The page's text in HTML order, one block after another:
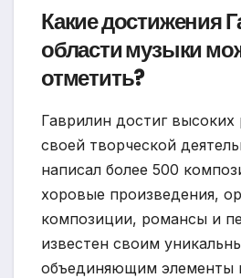
Какие достижения
области музыки
отметить?
Гаврилин достиг высоких
своей творческой
написал более 500
хоровые произведения,
композиции, романсы и
известен своим
объединяющим элементы